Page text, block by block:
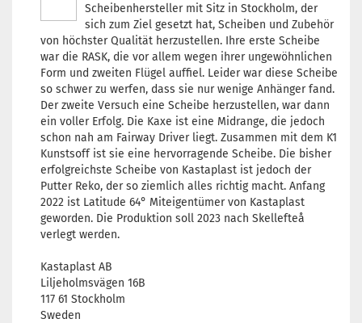
Scheibenhersteller mit Sitz in Stockholm, der
sich zum Ziel gesetzt hat, Scheiben und Zubehör
von höchster Qualität herzustellen. Ihre erste Scheibe
war die RASK, die vor allem wegen ihrer ungewöhnlichen
Form und zweiten Flügel auffiel. Leider war diese Scheibe
so schwer zu werfen, dass sie nur wenige Anhänger fand.
Der zweite Versuch eine Scheibe herzustellen, war dann
ein voller Erfolg. Die Kaxe ist eine Midrange, die jedoch
schon nah am Fairway Driver liegt. Zusammen mit dem K1
Kunstsoff ist sie eine hervorragende Scheibe. Die bisher
erfolgreichste Scheibe von Kastaplast ist jedoch der
Putter Reko, der so ziemlich alles richtig macht. Anfang
2022 ist Latitude 64° Miteigentümer von Kastaplast
geworden. Die Produktion soll 2023 nach Skellefteå
verlegt werden.
Kastaplast AB
Liljeholmsvägen 16B
117 61 Stockholm
Sweden